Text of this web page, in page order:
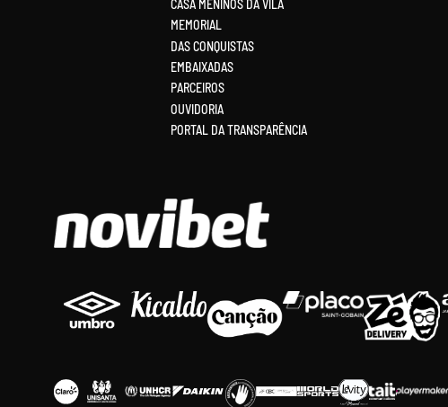
CASA MENINOS DA VILA
MEMORIAL
DAS CONQUISTAS
EMBAIXADAS
PARCEIROS
OUVIDORIA
PORTAL DA TRANSPARÊNCIA